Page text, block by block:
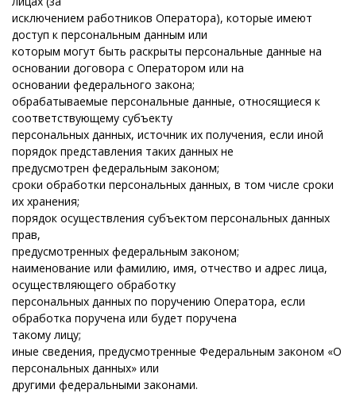
исключением работников Оператора), которые имеют
доступ к персональным данным или
которым могут быть раскрыты персональные данные на
основании договора с Оператором или на
основании федерального закона;
обрабатываемые персональные данные, относящиеся к
соответствующему субъекту
персональных данных, источник их получения, если иной
порядок представления таких данных не
предусмотрен федеральным законом;
сроки обработки персональных данных, в том числе сроки
их хранения;
порядок осуществления субъектом персональных данных
прав,
предусмотренных федеральным законом;
наименование или фамилию, имя, отчество и адрес лица,
осуществляющего обработку
персональных данных по поручению Оператора, если
обработка поручена или будет поручена
такому лицу;
иные сведения, предусмотренные Федеральным законом «О
персональных данных» или
другими федеральными законами.